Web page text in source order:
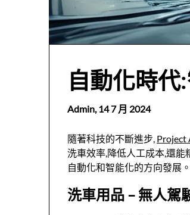
自動化時
Admin,14 7 月 2024
隨著科技的不斷進步, Project
洗車效率,降低人工成本,還
自動化和智能化的方向發展。
洗車用品 – 無人駕